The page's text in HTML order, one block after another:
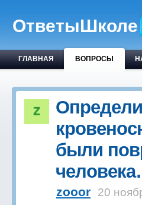
ОтветыШколе
ГЛАВНАЯ ВОПРОСЫ
были
zooor 20